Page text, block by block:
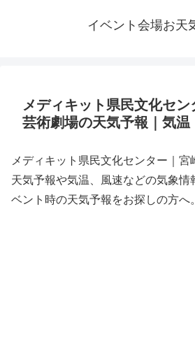
イベント会場お天
メディキット県民文化セ
芸術劇場の天気予報｜気温
メディキット県民文化センター｜
天気予報や気温、風速などの気象情
ベント時の天気予報をお探しの方へ。